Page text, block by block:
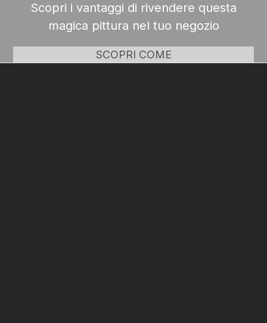
Scopri i vantaggi di rivendere questa
magica pittura nel tuo negozio
SCOPRI COME